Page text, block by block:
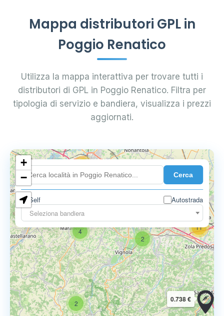
Mappa distributori GPL in
Poggio Renatico
Utilizza la mappa interattiva per trovare tutti i
distributori di GPL in Poggio Renatico. Filtra per
tipologia di servizio e bandiera, visualizza i prezzi
aggiornati.
Cerca
Self
Autostrada
Seleziona bandiera
2
4
11
18
9
2
11
0.738 €
+
−